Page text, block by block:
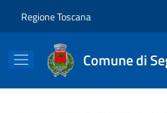
Regione Toscana
Comune di